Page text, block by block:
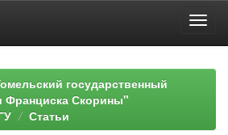
государственный
Франциска Скорины"
Статьи